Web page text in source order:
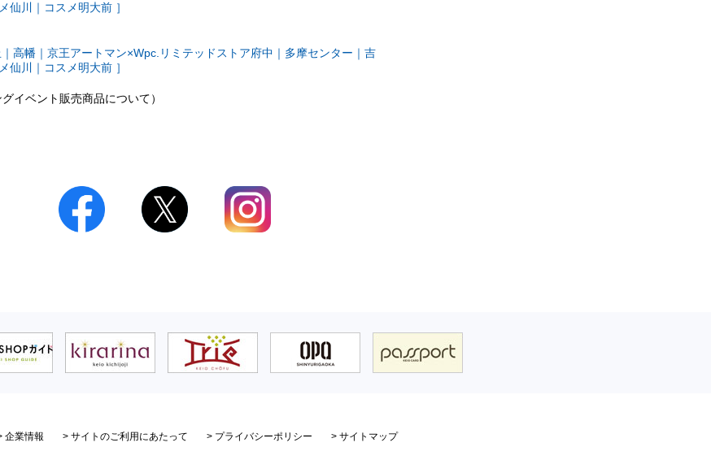
仙川｜コスメ明大前 ］
｜高幡｜京王アートマン×Wpc.リミテッドストア府中｜多摩センター｜吉
仙川｜コスメ明大前 ］
イベント販売商品について）
企業情報 > サイトのご利用にあたって > プライバシーポリシー > サイトマップ